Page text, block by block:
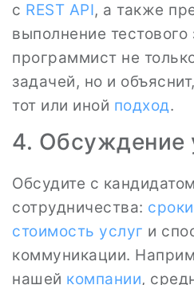
с REST API, а также
выполнение
программист не
задачей, но и
тот или иной подход.
4. Обсуждение
Обсудите с кандидатом
сотрудничества:
стоимость услуг и
коммуникации.
нашей компании,